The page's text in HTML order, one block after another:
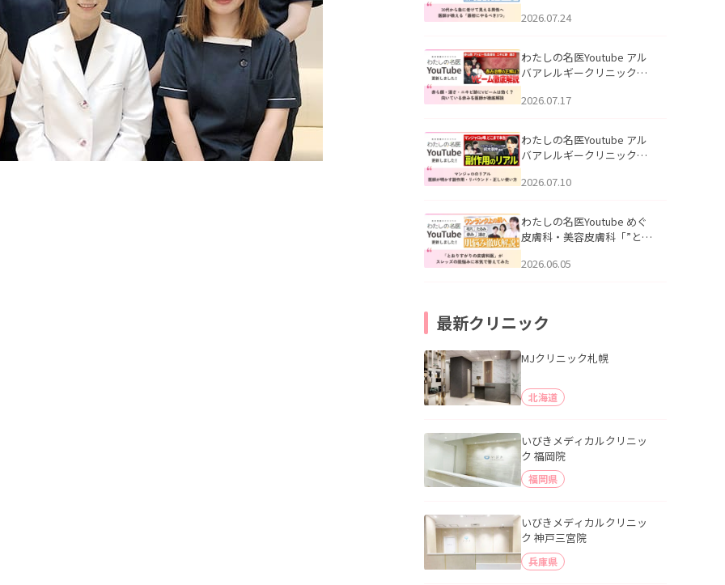
える男性へ｜医師が教える
公開いたしました。
2026.07.24
わたしの名医Youtube アル
バアレルギークリニック札
跡にVビームは効く？向いて
説」を公開いたしました。
2026.07.17
わたしの名医Youtube アル
バアレルギークリニック札
医師が明かす副作用・リバ
公開いたしました。
2026.07.10
わたしの名医Youtube めぐ
皮膚科・美容皮膚科「”とお
ッズの肌悩みに本気で答え
2026.06.05
最新クリニック
MJクリニック札幌
北海道
いびきメディカルクリニッ
ク 福岡院
福岡県
いびきメディカルクリニッ
ク 神戸三宮院
兵庫県